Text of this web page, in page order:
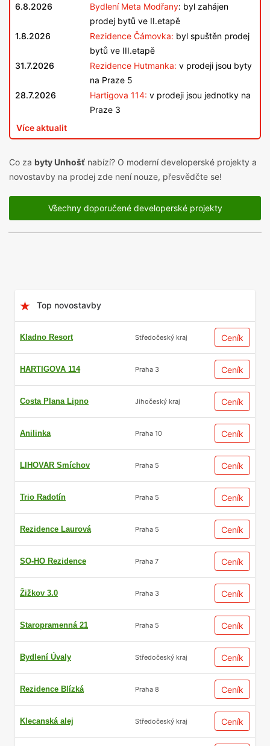
6.8.2026 Bydlení Meta Modřany: byl zahájen
prodej bytů ve II.etapě
1.8.2026
Rezidence Čámovka: byl spuštěn prodej
bytů ve III.etapě
31.7.2026
Rezidence Hutmanka: v prodeji jsou byty
na Praze 5
28.7.2026
Hartigova 114: v prodeji jsou jednotky na
Praze 3
Více aktualit
Co za byty Unhošť nabízí? O moderní developerské projekty a
novostavby na prodej zde není nouze, přesvědčte se!
Všechny doporučené developerské projekty
Top novostavby
Kladno Resort Středočeský kraj Ceník
HARTIGOVA 114 Praha 3 Ceník
Costa Plana Lipno Jihočeský kraj Ceník
Anilinka Praha 10 Ceník
LIHOVAR Smíchov Praha 5 Ceník
Trio Radotín Praha 5 Ceník
Rezidence Laurová Praha 5 Ceník
SO-HO Rezidence Praha 7 Ceník
Žižkov 3.0 Praha 3 Ceník
Staropramenná 21 Praha 5 Ceník
Bydlení Úvaly Středočeský kraj Ceník
Rezidence Blízká Praha 8 Ceník
Klecanská alej Středočeský kraj Ceník